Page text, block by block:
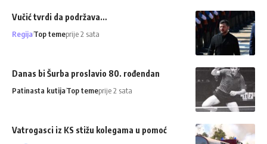
Vučić tvrdi da podržava…
RegijaTop temeprije 2 sata
Danas bi Šurba proslavio 80. rođendan
Patinasta kutijaTop temeprije 2 sata
Vatrogasci iz KS stižu kolegama u pomoć